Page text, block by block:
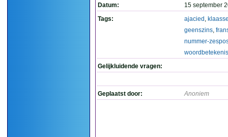
Datum:
15 september
Tags:
ajacied ,
geenszins,
nummer-
woordbetekenis
Gelijkluidende vragen:
Geplaatst door: Anoniem